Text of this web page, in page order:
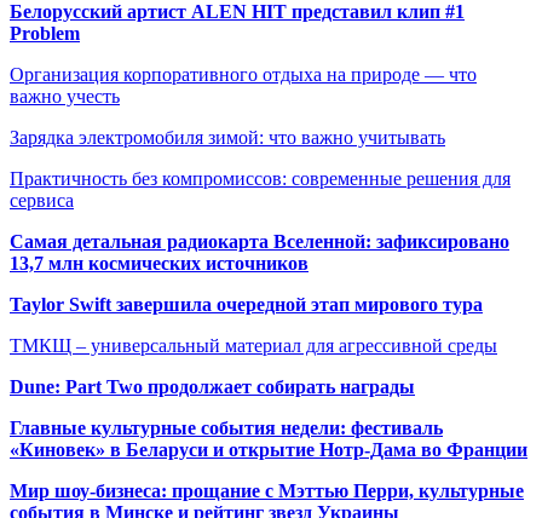
Белорусский артист ALEN HIT представил клип #1
Problem
Организация корпоративного отдыха на природе — что
важно учесть
Зарядка электромобиля зимой: что важно учитывать
Практичность без компромиссов: современные решения для
сервиса
Самая детальная радиокарта Вселенной: зафиксировано
13,7 млн космических источников
Taylor Swift завершила очередной этап мирового тура
ТМКЩ – универсальный материал для агрессивной среды
Dune: Part Two продолжает собирать награды
Главные культурные события недели: фестиваль
«Киновек» в Беларуси и открытие Нотр-Дама во Франции
Мир шоу-бизнеса: прощание с Мэттью Перри, культурные
события в Минске и рейтинг звезд Украины